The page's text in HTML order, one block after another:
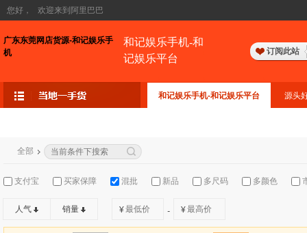
您好， 欢迎来到阿里巴巴
广东东莞网店货源-和记娱乐手
机
和记娱乐手机-和
记娱乐平台
订阅此站
和记娱乐手机-和记娱乐平台 源头
全部
支付宝 买家保障 混批 新品 多尺码 多颜色
人气 销量 ¥ - ¥